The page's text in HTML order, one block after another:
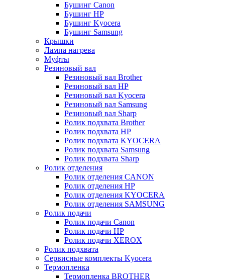
Бушинг Canon
Бушинг HP
Бушинг Kyocera
Бушинг Samsung
Крышки
Лампа нагрева
Муфты
Резиновый вал
Резиновый вал Brother
Резиновый вал HP
Резиновый вал Kyocera
Резиновый вал Samsung
Резиновый вал Sharp
Ролик подхвата Brother
Ролик подхвата HP
Ролик подхвата KYOCERA
Ролик подхвата Samsung
Ролик подхвата Sharp
Ролик отделения
Ролик отделения CANON
Ролик отделения HP
Ролик отделения KYOCERA
Ролик отделения SAMSUNG
Ролик подачи
Ролик подачи Canon
Ролик подачи HP
Ролик подачи XEROX
Ролик подхвата
Сервисные комплекты Kyocera
Термопленка
Термопленка BROTHER